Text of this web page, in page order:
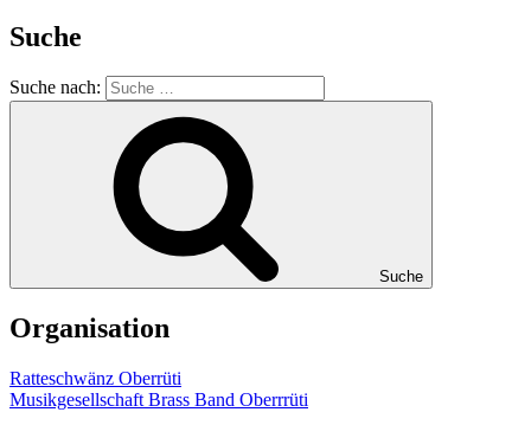
Suche
Suche nach:
Suche
Organisation
Ratteschwänz Oberrüti
Musikgesellschaft Brass Band Oberrrüti